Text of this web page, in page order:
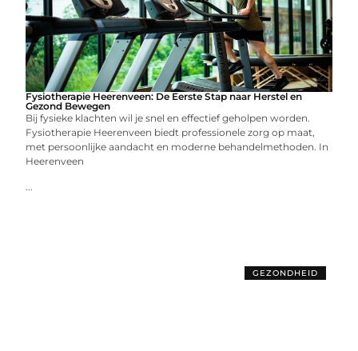
Fysiotherapie Heerenveen: De Eerste Stap naar Herstel en
Gezond Bewegen
Bij fysieke klachten wil je snel en effectief geholpen worden.
Fysiotherapie Heerenveen biedt professionele zorg op maat,
met persoonlijke aandacht en moderne behandelmethoden. In
Heerenveen
...
GEZONDHEID